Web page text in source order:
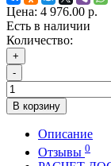
Цена: 4 976.00 р.
Есть в наличии
Количество:
+
-
В корзину
Описание
Отзывы 0